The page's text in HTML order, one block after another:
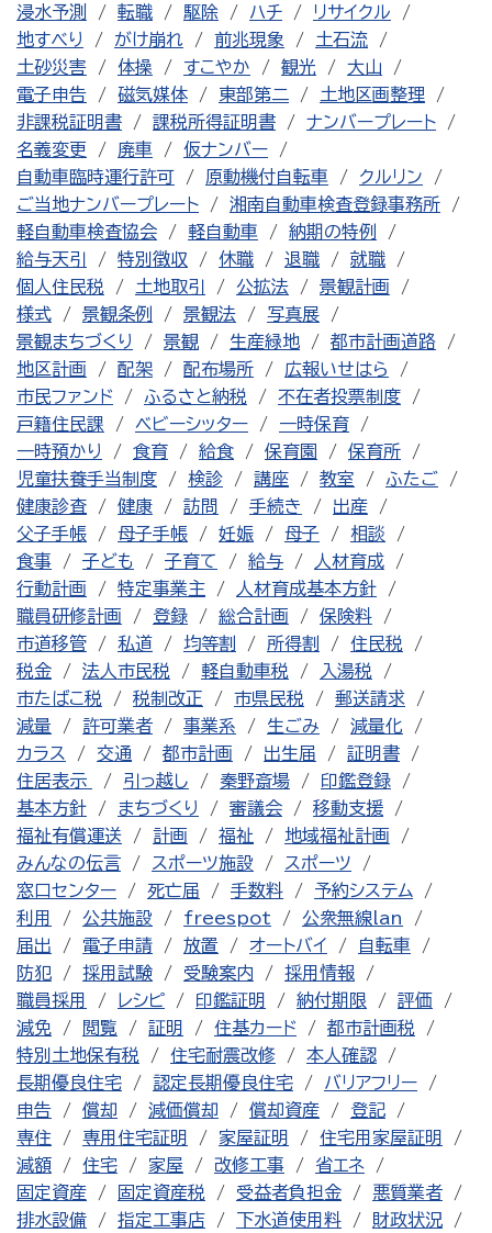
浸水予測
転職 駆除 ハチ
リサイクル
地すべり
がけ崩れ 前兆現象
土石流
土砂災害
体操 すこやか 観光
大山
電子申告
磁気媒体 東部第二
土地区画整理
非課税証明書
課税所得証明書
ナンバープレート
名義変更
廃車
仮ナンバー
自動車臨時運行許可
原動機付自転車
クルリン
ご当地ナンバープレート
湘南自動車検査登録事務所
軽自動車検査協会
軽自動車
納期の特例
給与天引
特別徴収 休職 退職
就職
個人住民税
土地取引 公拡法
景観計画
様式
景観条例 景観法
写真展
景観まちづくり
景観 生産緑地
都市計画道路
地区計画
配架 配布場所
広報いせはら
市民ファンド
ふるさと納税
不在者投票制度
戸籍住民課
ベビーシッター
一時保育
一時預かり
食育 給食 保育園
保育所
児童扶養手当制度
検診 講座 教室
ふたご
健康診査
健康 訪問 手続き
出産
父子手帳
母子手帳 妊娠 母子
相談
食事
子ども 子育て 給与
人材育成
行動計画
特定事業主
人材育成基本方針
職員研修計画
登録 総合計画
保険料
市道移管
私道 均等割 所得割
住民税
税金
法人市民税 軽自動車税
入湯税
市たばこ税
税制改正 市県民税
郵送請求
減量
許可業者 事業系 生ごみ
減量化
カラス
交通 都市計画 出生届
証明書
住居表示
引っ越し 秦野斎場
印鑑登録
基本方針
まちづくり 審議会
移動支援
福祉有償運送
計画 福祉
地域福祉計画
みんなの伝言
スポーツ施設
スポーツ
窓口センター
死亡届 手数料
予約システム
利用
公共施設 freespot
公衆無線lan
届出
電子申請 放置 オートバイ
自転車
防犯
採用試験 受験案内
採用情報
職員採用
レシピ 印鑑証明 納付期限
評価
減免
閲覧 証明 住基カード
都市計画税
特別土地保有税
住宅耐震改修
本人確認
長期優良住宅
認定長期優良住宅
バリアフリー
申告
償却 減価償却 償却資産
登記
専住
専用住宅証明 家屋証明
住宅用家屋証明
減額
住宅 家屋 改修工事
省エネ
固定資産
固定資産税 受益者負担金
悪質業者
排水設備
指定工事店 下水道使用料
財政状況